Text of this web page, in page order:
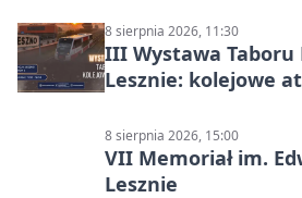
8 sierpnia 2026, 11:30
III Wystawa Taboru
Lesznie: kolejowe
8 sierpnia 2026, 15:00
VII Memoriał im.
Lesznie